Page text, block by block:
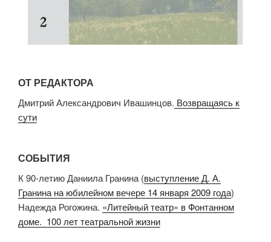
ОТ РЕДАКТОРА
Дмитрий Александрович Ивашинцов. Возвращаясь к
сути
СОБЫТИЯ
К 90-летию Даниила Гранина (выступление Д. А.
Гранина на юбилейном вечере 14 января 2009 года)
Надежда Рогожина. «Литейный театр» в Фонтанном
доме. 100 лет театральной жизни